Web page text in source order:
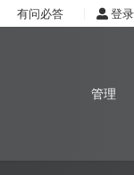
有问必答 登录
管理